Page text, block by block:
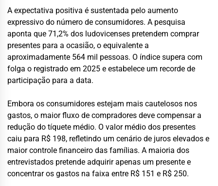
A expectativa positiva é sustentada pelo aumento
expressivo do número de consumidores. A pesquisa
aponta que 71,2% dos ludovicenses pretendem comprar
presentes para a ocasião, o equivalente a
aproximadamente 564 mil pessoas. O índice supera com
folga o registrado em 2025 e estabelece um recorde de
participação para a data.
Embora os consumidores estejam mais cautelosos nos
gastos, o maior fluxo de compradores deve compensar a
redução do tíquete médio. O valor médio dos presentes
caiu para R$ 198, refletindo um cenário de juros elevados e
maior controle financeiro das famílias. A maioria dos
entrevistados pretende adquirir apenas um presente e
concentrar os gastos na faixa entre R$ 151 e R$ 250.